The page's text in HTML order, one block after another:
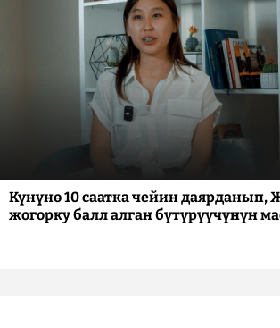
Күнүнө 10 саатка чейин даярданып,
жогорку балл алган бүтүрүүчүнүн